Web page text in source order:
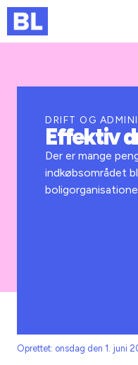
Kurser og arrangementer
Jobportalen
DRIFT OG
Effektiv
Der er mange
indkøbsområdet
Oprettet: onsdag den 1. juni